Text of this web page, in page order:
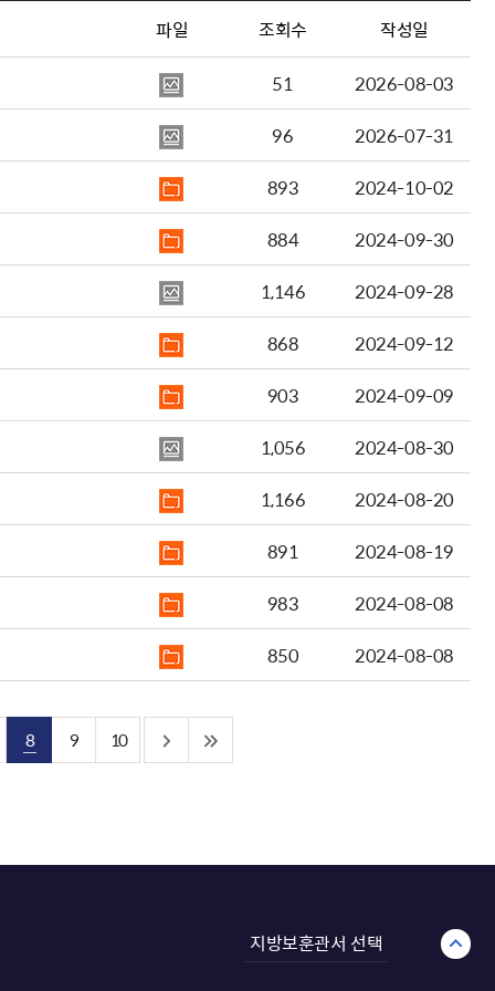
파일 조회수 작성일
51
2026-08-03
96
2026-07-31
893
2024-10-02
884
2024-09-30
1,146
2024-09-28
868
2024-09-12
903
2024-09-09
1,056
2024-08-30
1,166
2024-08-20
891
2024-08-19
983
2024-08-08
850
2024-08-08
8 9 10
지방보훈관서 선택